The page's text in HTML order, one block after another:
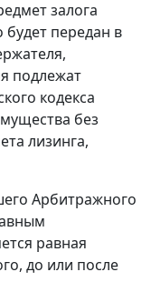
залога
передан в
подлежат
кодекса
без
лизинга,
Арбитражного
равная
до или после